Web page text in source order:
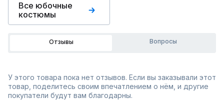
Все юбочные
костюмы
Отзывы Вопросы
У этого товара пока нет отзывов. Если вы заказывали этот
товар, поделитесь своим впечатлением о нём, и другие
покупатели будут вам благодарны.